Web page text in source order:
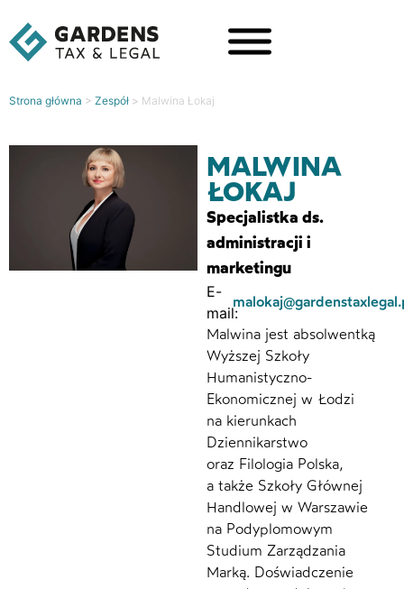
Strona główna > Zespół > Malwina Łokaj
MALWINA
ŁOKAJ
Specjalistka ds.
administracji i
marketingu
Malwina jest absolwentką
Wyższej Szkoły
Humanistyczno-
Ekonomicznej w Łodzi
na kierunkach
Dziennikarstwo
oraz Filologia Polska,
a także Szkoły Głównej
Handlowej w Warszawie
na Podyplomowym
Studium Zarządzania
Marką. Doświadczenie